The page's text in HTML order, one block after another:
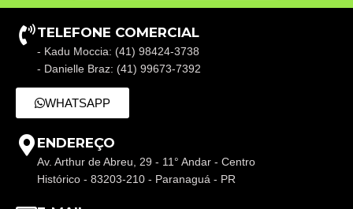
TELEFONE COMERCIAL
- Kadu Moccia: (41) 98424-3738
- Danielle Braz: (41) 99673-7392
WHATSAPP
ENDEREÇO
Av. Arthur de Abreu, 29 - 11° Andar - Centro
Histórico - 83203-210 - Paranaguá - PR